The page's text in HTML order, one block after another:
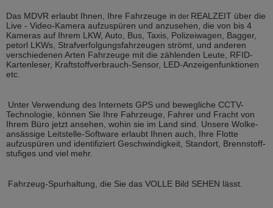
Das MDVR erlaubt Ihnen, Ihre Fahrzeuge in der REALZEIT über die
Live - Video-Kamera aufzuspüren und anzusehen, die von bis 4
Kameras auf Ihrem LKW, Auto, Bus, Taxis, Polizeiwagen, Bagger,
petorl LKWs, Strafverfolgungsfahrzeugen strömt, und anderen
verschiedenen Arten Fahrzeuge mit die zählenden Leute, RFID-
Kartenleser, Kraftstoffverbrauch-Sensor, LED-Anzeigenfunktionen
etc.
Unter Verwendung des Internets GPS und bewegliche CCTV-
Technologie, können Sie Ihre Fahrzeuge, Fahrer und Fracht von
Ihrem Büro jetzt ansehen, wohin sie im Land sind. Unsere Wolke-
ansässige Leitstelle-Software erlaubt Ihnen auch, Ihre Flotte
aufzuspüren und identifiziert Geschwindigkeit, Standort, Brennstoff-
stufiges und viel mehr.
Fahrzeug-Spurhaltung, die Sie das VOLLE Bild SEHEN lässt.